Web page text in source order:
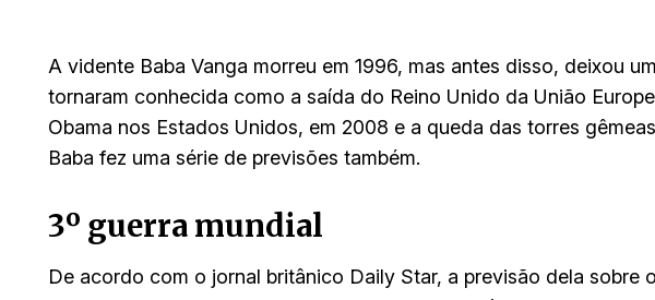
A vidente Baba Vanga morreu em 1996, mas antes disso, deixou
tornaram conhecida como a saída do Reino Unido da União
Obama nos Estados Unidos, em 2008 e a queda das torres
Baba fez uma série de previsões também.
3º guerra mundial
De acordo com o jornal britânico Daily Star, a previsão dela sobre